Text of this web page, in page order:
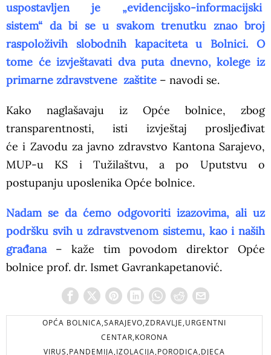
uspostavljen je „evidencijsko-informacijski
sistem“ da bi se u svakom trenutku znao broj
raspoloživih slobodnih kapaciteta u Bolnici. O
tome će izvještavati dva puta dnevno, kolege iz
primarne zdravstvene zaštite – navodi se.
Kako naglašavaju iz Opće bolnice, zbog
transparentnosti, isti izvještaj prosljeđivat
će i Zavodu za javno zdravstvo Kantona Sarajevo,
MUP-u KS i Tužilaštvu, a po Uputstvu o
postupanju uposlenika Opće bolnice.
Nadam se da ćemo odgovoriti izazovima, ali uz
podršku svih u zdravstvenom sistemu, kao i naših
građana
– kaže tim povodom direktor Opće
bolnice prof. dr. Ismet Gavrankapetanović.
OPĆA BOLNICA,SARAJEVO,ZDRAVLJE,URGENTNI
CENTAR,KORONA
VIRUS,PANDEMIJA,IZOLACIJA,PORODICA,DJECA